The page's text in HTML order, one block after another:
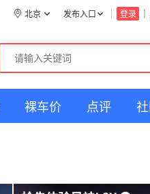
登录
发布入口
北京
裸车价 点评